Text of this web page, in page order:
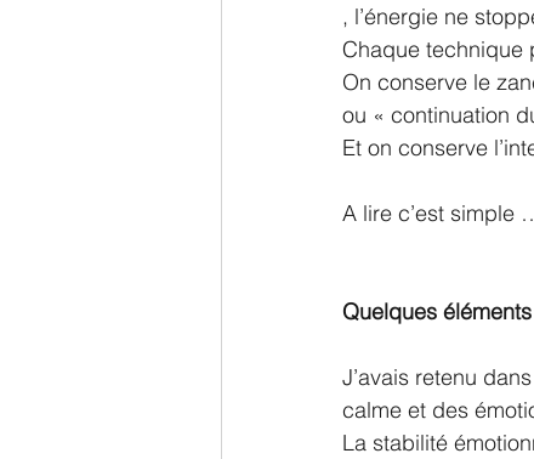
, l’énergie ne
Chaque
On conserve le
ou « continuation
Et on conserve
A lire c’est simple
Quelques
J’avais retenu
calme et des
La stabilité